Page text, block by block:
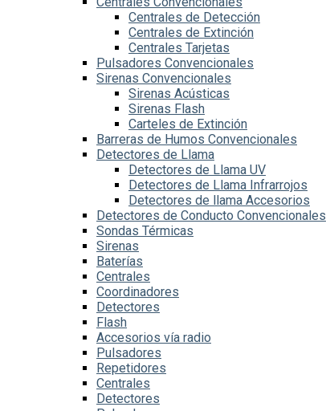
Centrales de Detección
Centrales de Extinción
Centrales Tarjetas
Pulsadores Convencionales
Sirenas Convencionales
Sirenas Acústicas
Sirenas Flash
Carteles de Extinción
Barreras de Humos Convencionales
Detectores de Llama
Detectores de Llama UV
Detectores de Llama Infrarrojos
Detectores de llama Accesorios
Detectores de Conducto Convencionales
Sondas Térmicas
Sirenas
Baterías
Centrales
Coordinadores
Detectores
Flash
Accesorios vía radio
Pulsadores
Repetidores
Centrales
Detectores